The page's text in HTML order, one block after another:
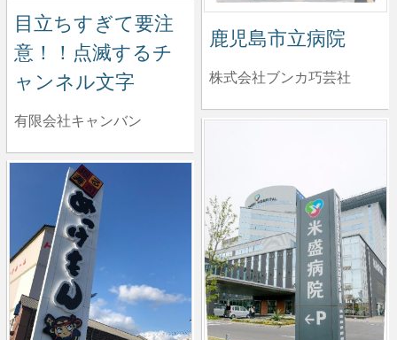
目立ちすぎて要注
意！！点滅するチ
ャンネル文字
有限会社キャンバン
鹿児島市立病院
株式会社ブンカ巧芸社